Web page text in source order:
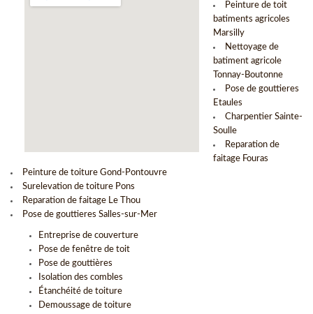
Peinture de toit
batiments agricoles
Marsilly
Nettoyage de
batiment agricole
Tonnay-Boutonne
Pose de gouttieres
Etaules
Charpentier Sainte-
Soulle
Reparation de
faitage Fouras
Peinture de toiture Gond-Pontouvre
Surelevation de toiture Pons
Reparation de faitage Le Thou
Pose de gouttieres Salles-sur-Mer
Entreprise de couverture
Pose de fenêtre de toit
Pose de gouttières
Isolation des combles
Étanchéité de toiture
Demoussage de toiture